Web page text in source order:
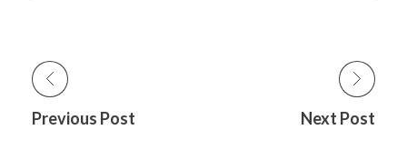
Previous Post Next Post